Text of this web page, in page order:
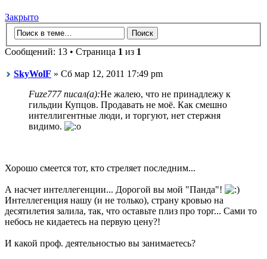
Закрыто
Сообщений: 13 • Страница 1 из 1
SkyWolF » Сб мар 12, 2011 17:49 pm
Fuze777 писал(а):Не жалею, что не принадлежу к
гильдии Купцов. Продавать не моё. Как смешно
интеллигентные люди, и торгуют, нет стержня
видимо.
Хорошо смеется тот, кто стреляет последним...
А насчет интеллегенции... Дорогой вы мой "Панда"!
Интеллегенция нашу (и не только), страну кровью на
десятилетия залила, так, что оставьте плиз про торг... Сами то
небось не кидаетесь на первую цену?!
И какой проф. деятельностью вы занимаетесь?